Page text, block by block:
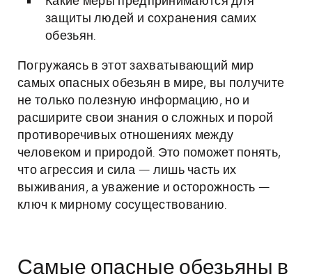
защиты людей и сохранения самих
обезьян.
Погружаясь в этот захватывающий мир
самых опасных обезьян в мире, вы получите
не только полезную информацию, но и
расширите свои знания о сложных и порой
противоречивых отношениях между
человеком и природой. Это поможет понять,
что агрессия и сила — лишь часть их
выживания, а уважение и осторожность —
ключ к мирному сосуществованию.
Самые опасные обезьяны в